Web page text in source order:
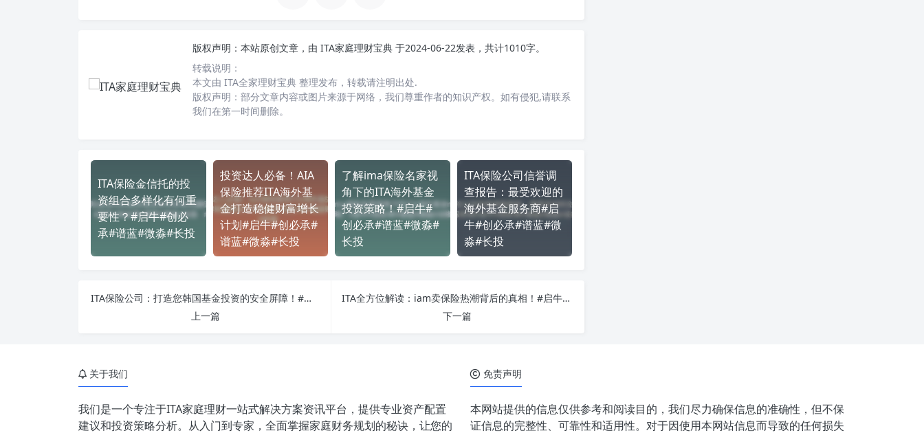
版权声明： 本站原创文章，由 ITA家庭理财宝典 于2024-06-22发表，共计1010字。
转载说明：
本文由 ITA全家理财宝典 整理发布，转载请注明出处.
版权声明：部分文章内容或图片来源于网络，我们尊重作者的知识产权。如有侵犯,请联系
我们在第一时间删除。
ITA保险金信托的投
资组合多样化有何重
要性？#启牛#创必
承#谱蓝#微淼#长投
投资达人必备！AIA
保险推荐ITA海外基
金打造稳健财富增长
计划#启牛#创必承#
谱蓝#微淼#长投
了解ima保险名家视
角下的ITA海外基金
投资策略！#启牛#
创必承#谱蓝#微淼#
长投
ITA保险公司信誉调
查报告：最受欢迎的
海外基金服务商#启
牛#创必承#谱蓝#微
淼#长投
ITA保险公司：打造您韩国基金投资的安全屏障！#启牛#创必承#谱蓝#微淼#长投
上一篇
ITA全方位解读：iam卖保险热潮背后的真相！#启牛#创必承#谱蓝#微淼#长投
下一篇
关于我们
我们是一个专注于ITA家庭理财一站式解决方案资讯平台，提供专业资产配置
建议和投资策略分析。从入门到专家，全面掌握家庭财务规划的秘诀，让您的
免责声明
本网站提供的信息仅供参考和阅读目的，我们尽力确保信息的准确性，但不保
证信息的完整性、可靠性和适用性。对于因使用本网站信息而导致的任何损失